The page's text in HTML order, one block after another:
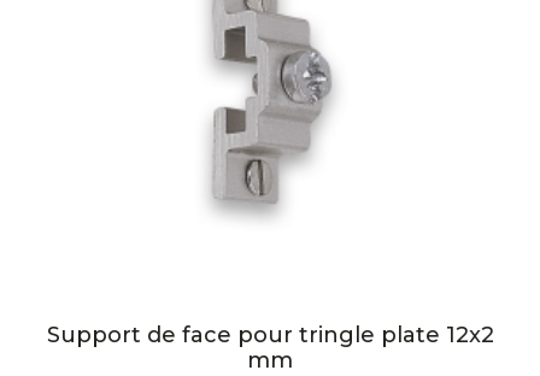
Support de face pour tringle plate 12x2
mm